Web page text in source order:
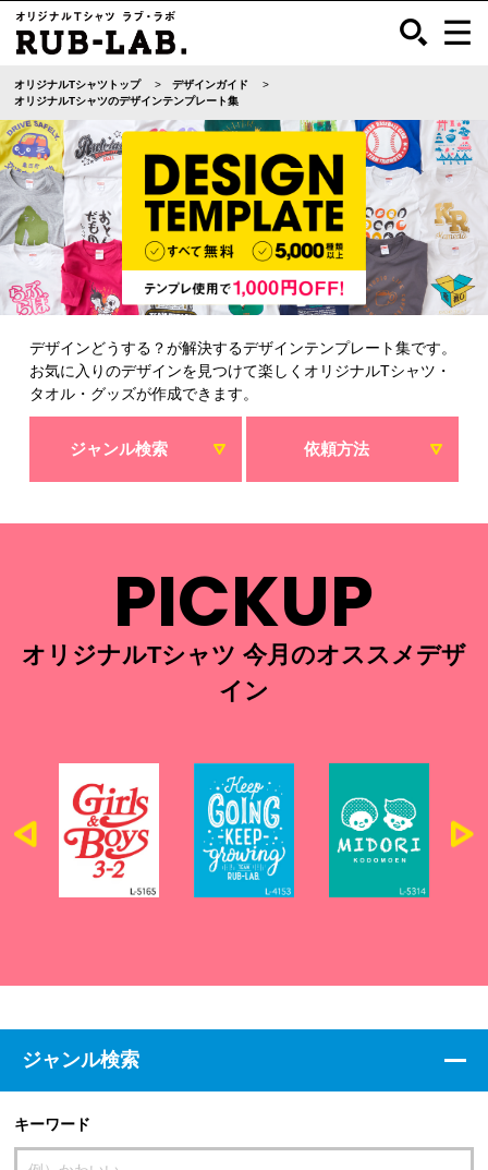
オリジナルTシャツトップ
デザインガイド
オリジナルTシャツのデザインテンプレート集
デザインどうする？が解決するデザインテンプレート集です。
お気に入りのデザインを見つけて楽しくオリジナルTシャツ・
タオル・グッズが作成できます。
ジャンル検索 依頼方法
PICKUP
オリジナルTシャツ 今月のオススメデザ
イン
ジャンル検索
キーワード